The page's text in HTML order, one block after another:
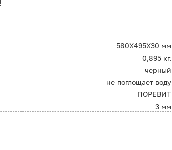
580X495X30 мм
0,895 кг.
черный
не поглощает воду
ПОРЕВИТ
3 мм